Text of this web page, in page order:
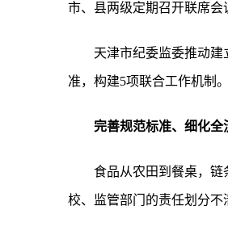
市、县两级定期召开联席会
天津市纪委监委推动
准，构建5项联合工作机制。
完善规范标准、细化
食品从农田到餐桌，
校、监管部门的责任划分不